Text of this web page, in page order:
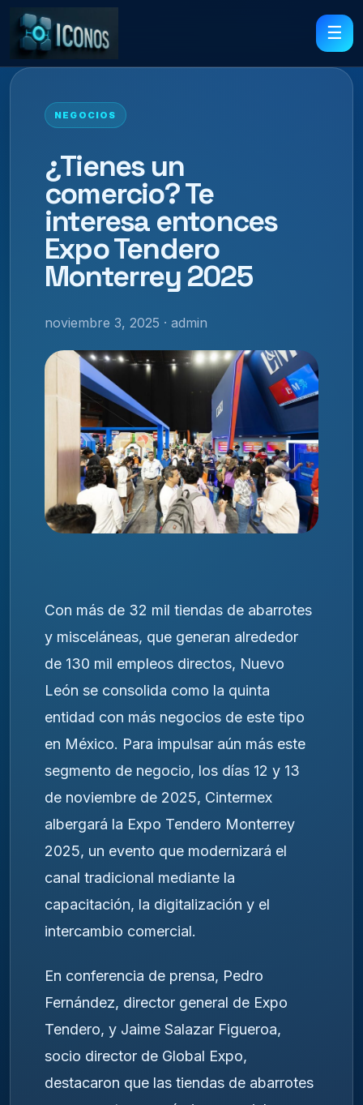
☰
NEGOCIOS
¿Tienes un
comercio? Te
interesa entonces
Expo Tendero
Monterrey 2025
noviembre 3, 2025 · admin
Con más de 32 mil tiendas de abarrotes
y misceláneas, que generan alrededor
de 130 mil empleos directos, Nuevo
León se consolida como la quinta
entidad con más negocios de este tipo
en México. Para impulsar aún más este
segmento de negocio, los días 12 y 13
de noviembre de 2025, Cintermex
albergará la Expo Tendero Monterrey
2025, un evento que modernizará el
canal tradicional mediante la
capacitación, la digitalización y el
intercambio comercial.
En conferencia de prensa, Pedro
Fernández, director general de Expo
Tendero, y Jaime Salazar Figueroa,
socio director de Global Expo,
destacaron que las tiendas de abarrotes